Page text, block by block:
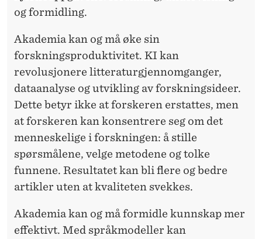
og formidling.
Akademia kan og må øke sin
forskningsproduktivitet. KI kan
revolusjonere litteraturgjennomganger,
dataanalyse og utvikling av forskningsideer.
Dette betyr ikke at forskeren erstattes, men
at forskeren kan konsentrere seg om det
menneskelige i forskningen: å stille
spørsmålene, velge metodene og tolke
funnene. Resultatet kan bli flere og bedre
artikler uten at kvaliteten svekkes.
Akademia kan og måformidle kunnskap mer
effektivt. Med språkmodeller kan